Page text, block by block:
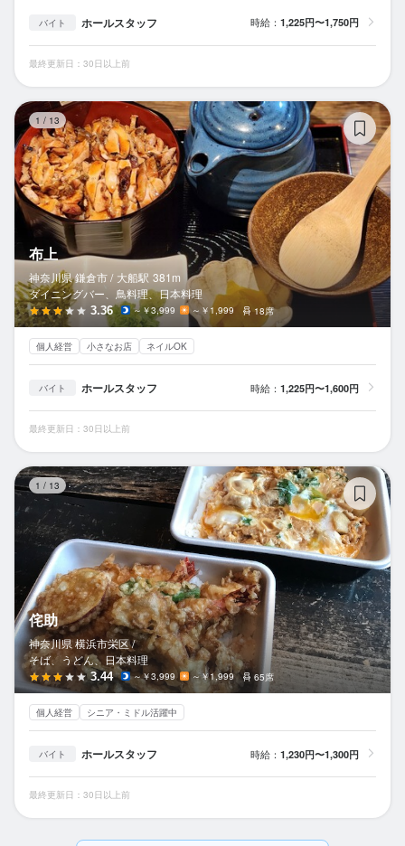
バイト ホールスタッフ 時給： 1,225円〜1,750円
最終更新日：30日以上前
1 / 13
布上
神奈川県 鎌倉市 / 大船駅 381m
ダイニングバー、鳥料理、日本料理
3.36 ～￥3,999 ～￥1,999 18席
個人経営 小さなお店 ネイルOK
バイト ホールスタッフ 時給： 1,225円〜1,600円
最終更新日：30日以上前
1 / 13
侘助
神奈川県 横浜市栄区 /
そば、うどん、日本料理
3.44 ～￥3,999 ～￥1,999 65席
個人経営 シニア・ミドル活躍中
バイト ホールスタッフ 時給： 1,230円〜1,300円
最終更新日：30日以上前